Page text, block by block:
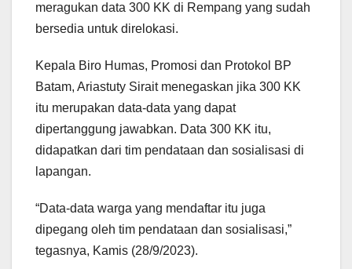
meragukan data 300 KK di Rempang yang sudah
bersedia untuk direlokasi.
Kepala Biro Humas, Promosi dan Protokol BP
Batam, Ariastuty Sirait menegaskan jika 300 KK
itu merupakan data-data yang dapat
dipertanggung jawabkan. Data 300 KK itu,
didapatkan dari tim pendataan dan sosialisasi di
lapangan.
“Data-data warga yang mendaftar itu juga
dipegang oleh tim pendataan dan sosialisasi,”
tegasnya, Kamis (28/9/2023).